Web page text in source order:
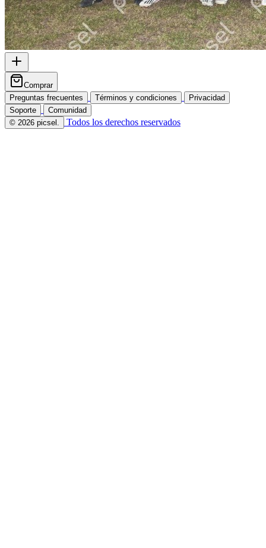
Comprar
Preguntas frecuentes
Términos y condiciones
Privacidad
Soporte
Comunidad
© 2026 picsel.
Todos los derechos reservados